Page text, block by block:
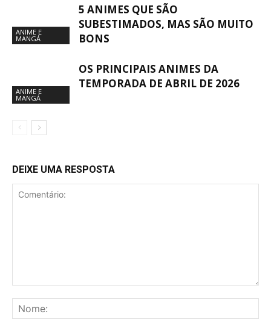
ANIME E
MANGÁ
5 ANIMES QUE SÃO
SUBESTIMADOS, MAS SÃO MUITO
BONS
ANIME E
MANGÁ
OS PRINCIPAIS ANIMES DA
TEMPORADA DE ABRIL DE 2026
DEIXE UMA RESPOSTA